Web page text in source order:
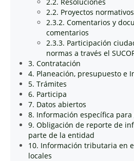
2.2. Proyectos normativos
2.3.2. Comentarios y
comentarios
2.3.3. Participación
normas a través el
3. Contratación
4. Planeación, presupuesto e
5. Trámites
6. Participa
7. Datos abiertos
8. Información específica
9. Obligación de reporte de
parte de la entidad
10. Información tributaria en
locales